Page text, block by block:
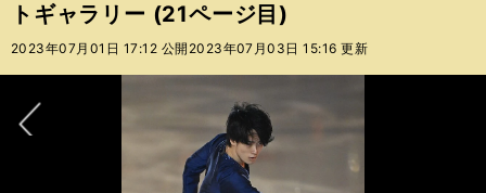
テ
ー
バ
トギャラリー (21ページ目)
2023年07月01日 17:12 公開 2023年07月03日 15:16 更新